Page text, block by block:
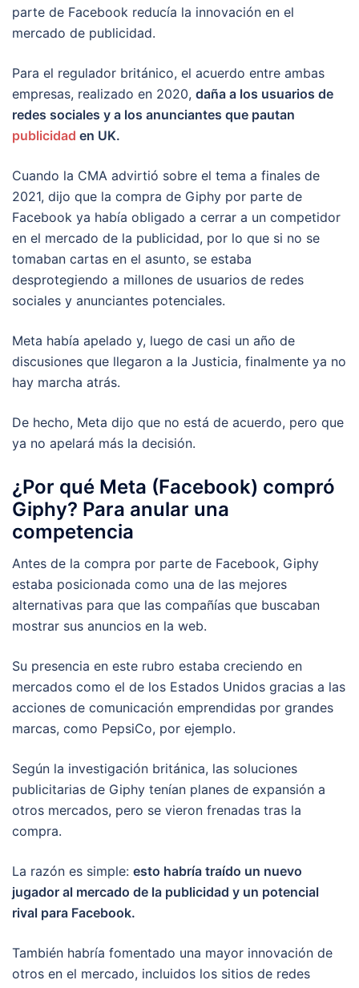
parte de Facebook reducía la innovación en el
mercado de publicidad.
Para el regulador británico, el acuerdo entre ambas
empresas, realizado en 2020, daña a los usuarios de
redes sociales y a los anunciantes que pautan
publicidad en UK.
Cuando la CMA advirtió sobre el tema a finales de
2021, dijo que la compra de Giphy por parte de
Facebook ya había obligado a cerrar a un competidor
en el mercado de la publicidad, por lo que si no se
tomaban cartas en el asunto, se estaba
desprotegiendo a millones de usuarios de redes
sociales y anunciantes potenciales.
Meta había apelado y, luego de casi un año de
discusiones que llegaron a la Justicia, finalmente ya no
hay marcha atrás.
De hecho, Meta dijo que no está de acuerdo, pero que
ya no apelará más la decisión.
¿Por qué Meta (Facebook) compró
Giphy? Para anular una
competencia
Antes de la compra por parte de Facebook, Giphy
estaba posicionada como una de las mejores
alternativas para que las compañías que buscaban
mostrar sus anuncios en la web.
Su presencia en este rubro estaba creciendo en
mercados como el de los Estados Unidos gracias a las
acciones de comunicación emprendidas por grandes
marcas, como PepsiCo, por ejemplo.
Según la investigación británica, las soluciones
publicitarias de Giphy tenían planes de expansión a
otros mercados, pero se vieron frenadas tras la
compra.
La razón es simple: esto habría traído un nuevo
jugador al mercado de la publicidad y un potencial
rival para Facebook.
También habría fomentado una mayor innovación de
otros en el mercado, incluidos los sitios de redes